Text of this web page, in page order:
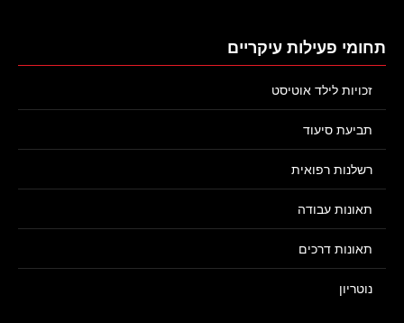
תחומי פעילות עיקריים
זכויות לילד אוטיסט
תביעת סיעוד
רשלנות רפואית
תאונות עבודה
תאונות דרכים
נוטריון